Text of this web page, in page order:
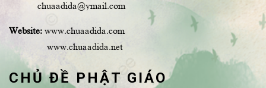
chuaadida@ymail.com
Website: www.chuaadida.com
www.chuaadida.net
CHỦ ĐỀ PHẬT GIÁO